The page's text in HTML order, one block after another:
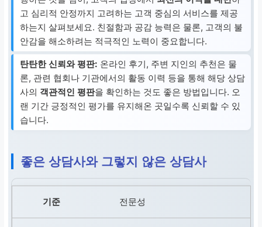
고 심리적 안정까지 고려하는 고객 중심의 서비스를 제공
하는지 살펴보세요. 친절함과 공감 능력은 물론, 고객의 불
안감을 해소하려는 적극적인 노력이 중요합니다.
탄탄한 신뢰와 평판: 온라인 후기, 주변 지인의 추천은 물
론, 관련 협회나 기관에서의 활동 이력 등을 통해 해당 상담
사의 객관적인 평판을 확인하는 것도 좋은 방법입니다. 오
랜 기간 긍정적인 평가를 유지해온 곳일수록 신뢰할 수 있
습니다.
좋은 상담사와 그렇지 않은 상담사
전문성